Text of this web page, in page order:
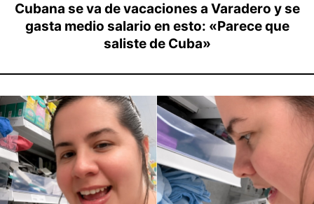
Cubana se va de vacaciones a Varadero y se
gasta medio salario en esto: «Parece que
saliste de Cuba»